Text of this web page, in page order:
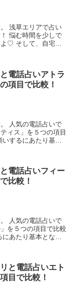
い
で
宅に
電話占いアトラ
項目で比較！
ィス」を５つの項目
電話占いフィー
比較！
を５つの項目で比較
と電話占いエト
目で比較！